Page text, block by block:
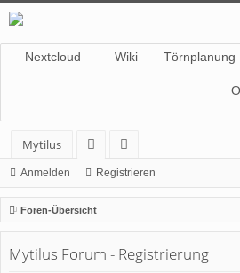
Nextcloud Wiki Törnplanung
Mytilus
or
en
itg
lie
de
r
Anmelden Registrieren
Foren-Übersicht
Mytilus Forum - Registrierung